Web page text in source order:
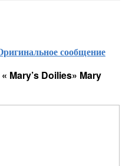
сообщение
Mary’s Doilies» Mary